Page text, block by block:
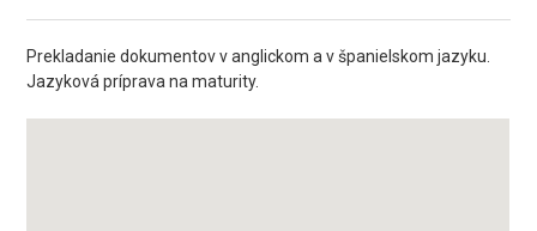
Prekladanie dokumentov v anglickom a v španielskom jazyku.
Jazyková príprava na maturity.